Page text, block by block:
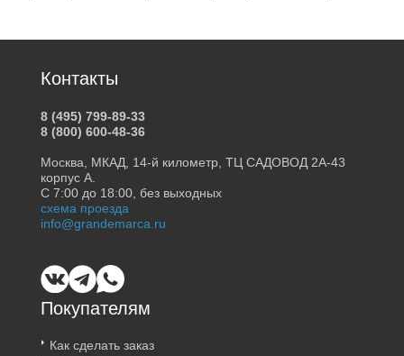
Покупателям
Как сделать заказ
Контакты
8 (495) 799-89-33
8 (800) 600-48-36
Москва, МКАД, 14-й километр, ТЦ САДОВОД 2А-43
корпус А.
С 7:00 до 18:00, без выходных
схема проезда
info@grandemarca.ru